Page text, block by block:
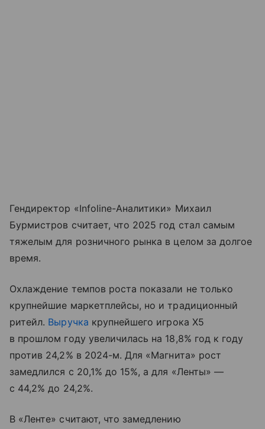
Гендиректор «Infoline-Аналитики» Михаил
Бурмистров считает, что 2025 год стал самым
тяжелым для розничного рынка в целом за долгое
время.
Охлаждение темпов роста показали не только
крупнейшие маркетплейсы, но и традиционный
ритейл. Выручка крупнейшего игрока X5
в прошлом году увеличилась на 18,8% год к году
против 24,2% в 2024-м. Для «Магнита» рост
замедлился с 20,1% до 15%, а для «Ленты» —
с 44,2% до 24,2%.
В «Ленте» считают, что замедлению